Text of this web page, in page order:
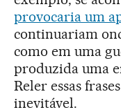
provocaria um
continuariam
como em uma
produzida uma
Reler essas
inevitável.